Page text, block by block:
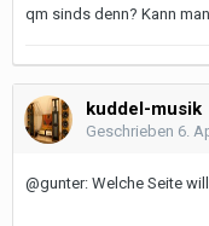
qm sinds denn? Kann
kuddel-musik
Geschrieben 6.
@gunter: Welche Seite